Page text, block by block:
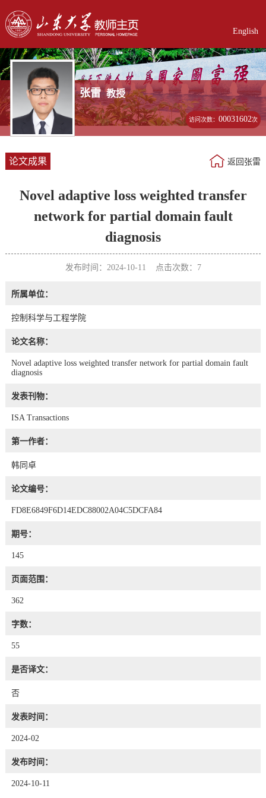
English
张雷 教授
访问次数：00031602次
论文成果 返回张雷
Novel adaptive loss weighted transfer
network for partial domain fault
diagnosis
发布时间：2024-10-11 点击次数： 7
所属单位：
控制科学与工程学院
论文名称：
Novel adaptive loss weighted transfer network for partial domain fault
diagnosis
发表刊物：
ISA Transactions
第一作者：
韩同卓
论文编号：
FD8E6849F6D14EDC88002A04C5DCFA84
期号：
145
页面范围：
362
字数：
55
是否译文：
否
发表时间：
2024-02
发布时间：
2024-10-11